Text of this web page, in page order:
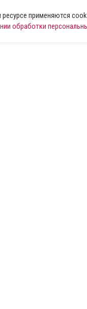
применяются
обработки